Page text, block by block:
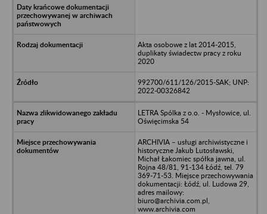
Akta osobowe z lat 2014-2015,
duplikaty świadectw pracy z roku
2020
992700/611/126/2015-SAK; UNP:
2022-00326842
LETRA Spólka z o.o. - Mysłowice, ul.
Oświęcimska 54
ARCHIVIA – usługi archiwistyczne i
historyczne Jakub Lutosławski,
Michał Łakomiec spółka jawna, ul.
Rojna 48/81, 91-134 Łódź, tel. 79
369-71-53. Miejsce przechowywania
dokumentacji: Łódź, ul. Ludowa 29,
adres mailowy:
biuro@archivia.com.pl,
www.archivia.com